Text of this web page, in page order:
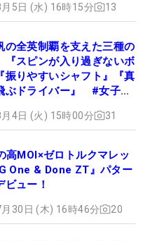
5日 (水) 16時15分 13
の全英制覇を支えた三種の
スピンが入り過ぎないボ
振りやすいシャフト』『真
ぶドライバー』 #女子プ
4日 (火) 15時00分 31
高MOI×ゼロトルクマレッ
One & Done ZT』パター
ビュー！
30日 (木) 16時46分 20